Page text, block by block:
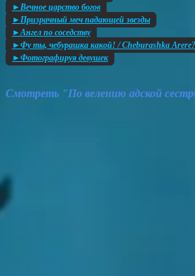
►Вечное царство богов
►Призрачный меч падающей звезды
►Ангел по соседству
►Фу ты, чебурашка какой! / Cheburashka Arere?
►Фотографируя девушек
Смотреть "По велению адской